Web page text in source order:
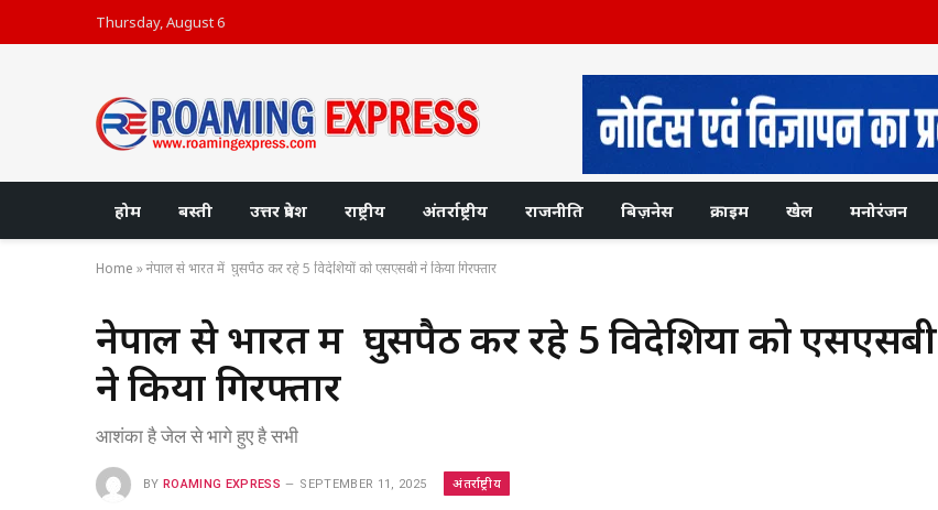
Thursday, August 6
होम बस्ती उत्तर प्रदेश राष्ट्रीय अंतर्राष्ट्रीय राजनीति बिज़नेस क्राइम खेल मनोरंजन
Home »नेपाल से भारत में घुसपैठ कर रहे 5 विदेशियों को एसएसबी ने किया गिरफ्तार
नेपाल से भारत में घुसपैठ कर रहे 5 विदेशियों को एसएसबी
ने किया गिरफ्तार
आशंका है जेल से भागे हुए है सभी
BY ROAMING EXPRESS SEPTEMBER 11, 2025 अंतर्राष्ट्रीय